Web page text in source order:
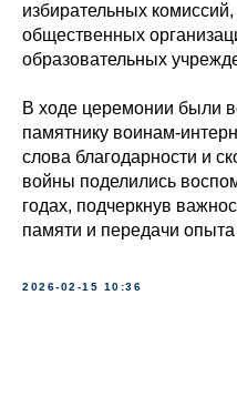
избирательных
общественных
образовательных
В ходе церемонии были
памятнику воинам-
слова благодарности и
войны поделились
годах, подчеркнув
памяти и передачи
2026-02-15 10:36